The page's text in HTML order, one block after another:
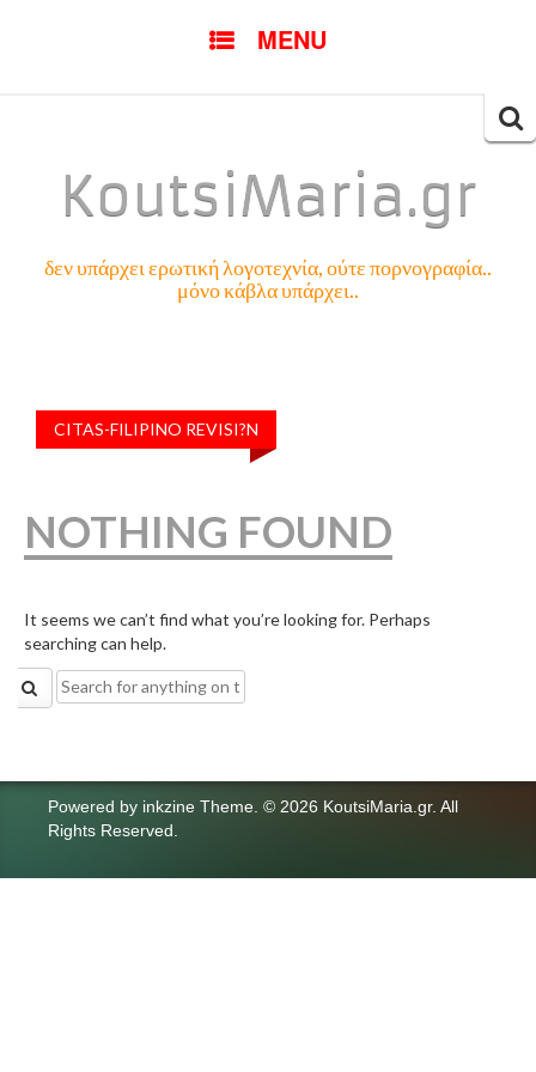
MENU
KoutsiMaria.gr
δεν υπάρχει ερωτική λογοτεχνία, ούτε πορνογραφία..
μόνο κάβλα υπάρχει..
CITAS-FILIPINO REVISI?N
NOTHING FOUND
It seems we can’t find what you’re looking for. Perhaps
searching can help.
Search
for:
Powered by inkzine Theme © 2026 KoutsiMaria.gr. All
Rights Reserved.